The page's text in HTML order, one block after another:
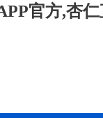
官方,杏